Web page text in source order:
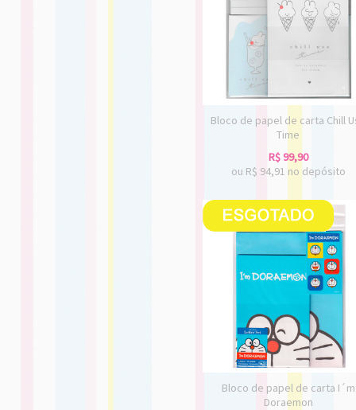
Bloco de papel de carta Chill
Time
R$ 99,90
ou R$ 94,91 no depósito
Bloco de papel de carta I´m
Doraemon